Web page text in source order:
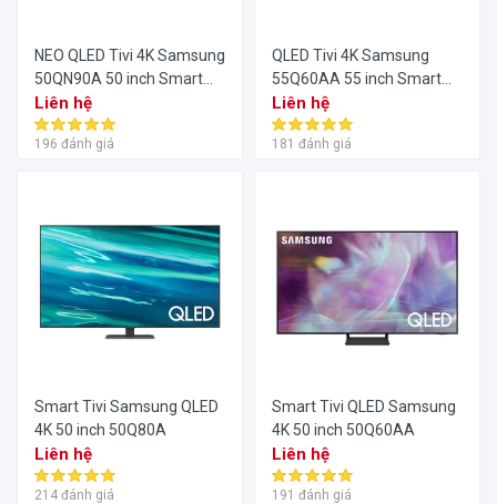
NEO QLED Tivi 4K Samsung
50QN90A 50 inch Smart
TV
Liên hệ
196 đánh giá
QLED Tivi 4K Samsung
55Q60AA 55 inch Smart
TV
Liên hệ
181 đánh giá
Smart Tivi Samsung QLED
4K 50 inch 50Q80A
Liên hệ
214 đánh giá
Smart Tivi QLED Samsung
4K 50 inch 50Q60AA
Liên hệ
191 đánh giá